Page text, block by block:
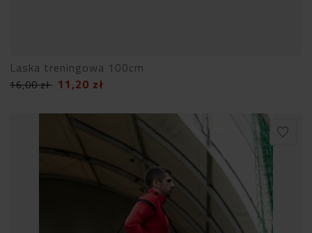
Laska treningowa 100cm
16,00zł 11,20 zł